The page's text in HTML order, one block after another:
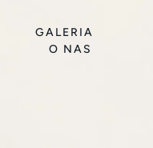
GALERIA
O NAS